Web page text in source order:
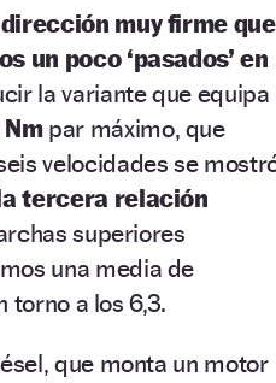
muy firme que
un poco ‘pasados’ en
la variante que equipa
par máximo, que
velocidades se
tercera relación
superiores
una media de
torno a los 6,3.
que monta un motor